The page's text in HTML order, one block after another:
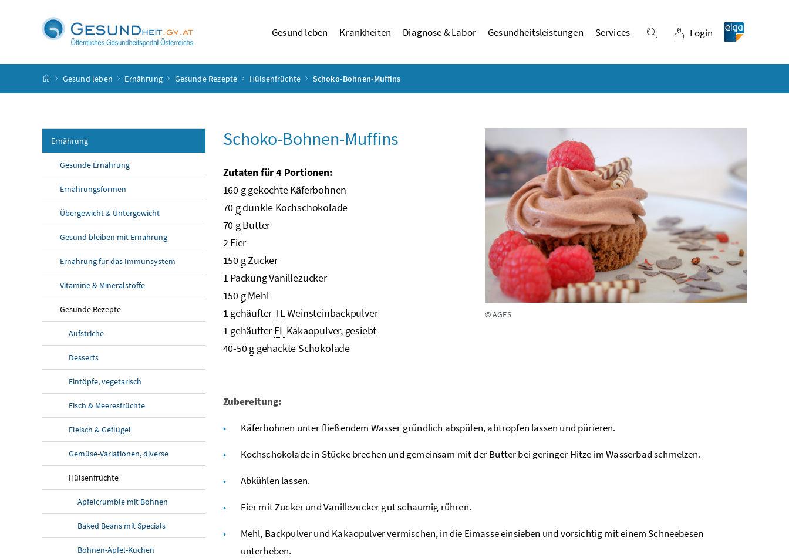
Gesund leben Krankheiten Diagnose & Labor Gesundheitsleistungen Services Suche einblenden
Login
Login
Startseite
Gesund leben Ernährung Gesunde Rezepte Hülsenfrüchte Schoko-Bohnen-Muffins
Ernährung
Gesunde Ernährung
Ernährungsformen
Übergewicht & Untergewicht
Gesund bleiben mit Ernährung
Ernährung für das Immunsystem
Vitamine & Mineralstoffe
Gesunde Rezepte
Aufstriche
Desserts
Eintöpfe, vegetarisch
Fisch & Meeresfrüchte
Fleisch & Geflügel
Gemüse-Variationen, diverse
Hülsenfrüchte
Apfelcrumble mit Bohnen
Baked Beans mit Specials
Bohnen-Apfel-Kuchen
© AGES
Schoko-Bohnen-Muffins
Zutaten für 4 Portionen:
160 ggekochte Käferbohnen
70 gdunkle Kochschokolade
70 gButter
2 Eier
150 gZucker
1 Packung Vanillezucker
150 gMehl
1 gehäufterTLWeinsteinbackpulver
1 gehäufterELKakaopulver, gesiebt
40-50g gehackte Schokolade
Zubereitung:
Käferbohnen unter fließendem Wasser gründlich abspülen, abtropfen lassen und pürieren.
Kochschokolade in Stücke brechen und gemeinsam mit der Butter bei geringer Hitze im Wasserbad schmelzen.
Abkühlen lassen.
Eier mit Zucker und Vanillezucker gut schaumig rühren.
Mehl, Backpulver und Kakaopulver vermischen, in die Eimasse einsieben und vorsichtig mit einem Schneebesen
unterheben.